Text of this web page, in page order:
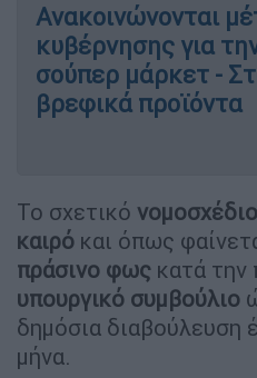
Ανακοινώνονται
κυβέρνησης για
σούπερ μάρκετ -
βρεφικά προϊόντα
Το σχετικό νομοσχέδιο
καιρό και όπως
πράσινο φως κατά την
υπουργικό συμβούλιο
δημόσια διαβούλευση
μήνα.